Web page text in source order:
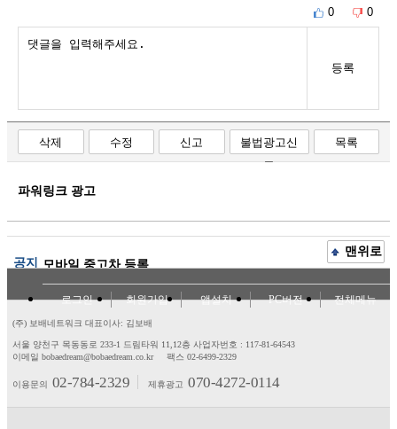
0 0
등록
삭제 수정 신고
불법광고신
고
목록
파워링크 광고
공지 모바일 중고차 등록
맨위로
로그인 회원가입 앱설치 PC버전 전체메뉴
(주) 보배네트워크 대표이사: 김보배
서울 양천구 목동동로 233-1 드림타워 11,12층 사업자번호 : 117-81-64543
이메일 bobaedream@bobaedream.co.kr
팩스 02-6499-2329
이용문의 02-784-2329 제휴광고 070-4272-0114